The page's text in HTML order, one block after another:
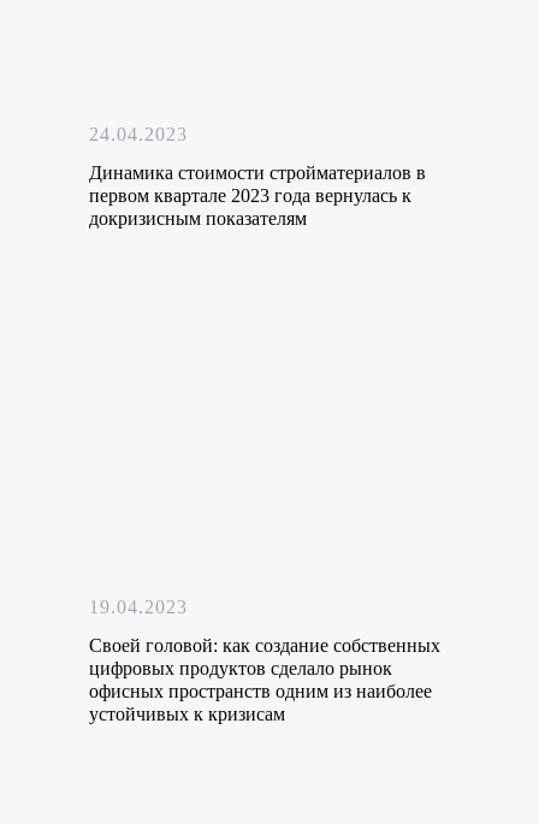
24.04.2023
Динамика стоимости стройматериалов в
первом квартале 2023 года вернулась к
докризисным показателям
19.04.2023
Своей головой: как создание собственных
цифровых продуктов сделало рынок
офисных пространств одним из наиболее
устойчивых к кризисам